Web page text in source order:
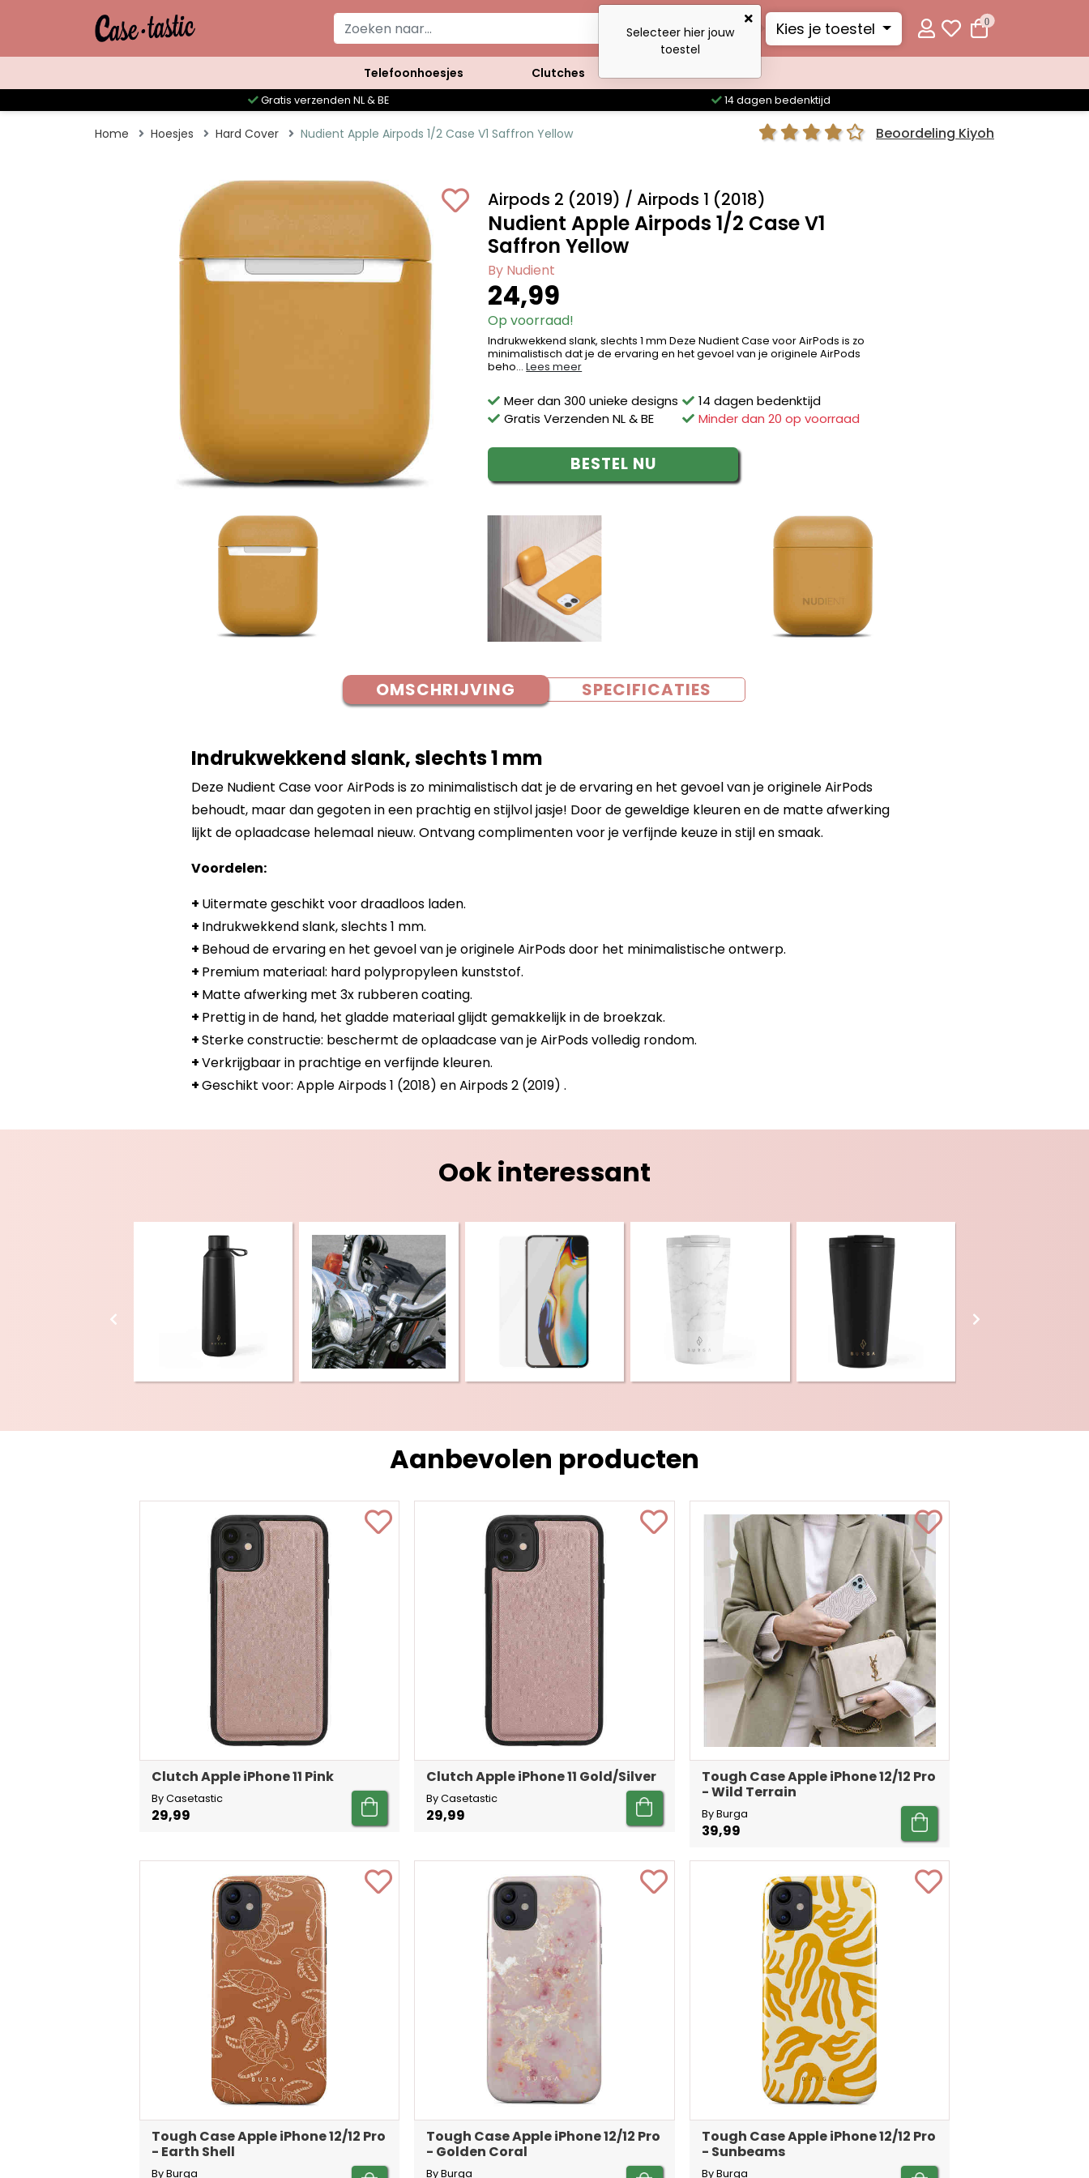
Kies je toestel 0
Telefoonhoesjes Clutches
Gratis verzenden NL & BE 14 dagen bedenktijd
Home Hoesjes Hard Cover Nudient Apple Airpods 1/2 Case V1 Saffron Yellow Beoordeling Kiyoh
Airpods 2 (2019) / Airpods 1 (2018)
Nudient Apple Airpods 1/2 Case V1
Saffron Yellow
By Nudient
24,99
Op voorraad!
Indrukwekkend slank, slechts 1 mm Deze Nudient Case voor AirPods is zo
minimalistisch dat je de ervaring en het gevoel van je originele AirPods
beho...Lees meer
Meer dan 300 unieke designs
Gratis Verzenden NL & BE
14 dagen bedenktijd
Minder dan 20 op voorraad
BESTEL NU
OMSCHRIJVING SPECIFICATIES
Indrukwekkend slank, slechts 1 mm
Deze Nudient Case voor AirPods is zo minimalistisch dat je de ervaring en het gevoel van je originele AirPods
behoudt, maar dan gegoten in een prachtig en stijlvol jasje! Door de geweldige kleuren en de matte afwerking
lijkt de oplaadcase helemaal nieuw. Ontvang complimenten voor je verfijnde keuze in stijl en smaak.
Voordelen:
+ Uitermate geschikt voor draadloos laden.
+ Indrukwekkend slank, slechts 1 mm.
+ Behoud de ervaring en het gevoel van je originele AirPods door het minimalistische ontwerp.
+ Premium materiaal: hard polypropyleen kunststof.
+ Matte afwerking met 3x rubberen coating.
+ Prettig in de hand, het gladde materiaal glijdt gemakkelijk in de broekzak.
+Sterke constructie: beschermt de oplaadcase van je AirPods volledig rondom.
+Verkrijgbaar in prachtige en verfijnde kleuren.
+Geschikt voor: Apple Airpods 1 (2018) en Airpods 2 (2019) .
Ook interessant
Aanbevolen producten
Clutch Apple iPhone 11 Pink
By Casetastic
29,99
Clutch Apple iPhone 11 Gold/Silver
By Casetastic
29,99
Tough Case Apple iPhone 12/12 Pro
- Wild Terrain
By Burga
39,99
Tough Case Apple iPhone 12/12 Pro
- Earth Shell
By Burga
Tough Case Apple iPhone 12/12 Pro
- Golden Coral
By Burga
Tough Case Apple iPhone 12/12 Pro
- Sunbeams
By Burga
Selecteer hier jouw
toestel